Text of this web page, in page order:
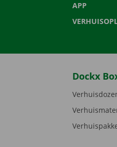
APP
Dockx